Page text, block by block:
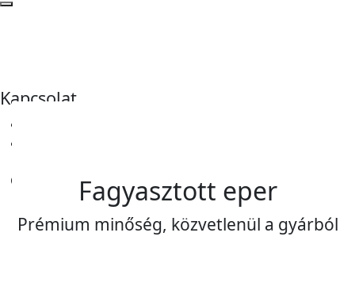
Kapcsolat
Get A QuoteFagyasztott eper
Prémium minőség, közvetlenül a gyárból